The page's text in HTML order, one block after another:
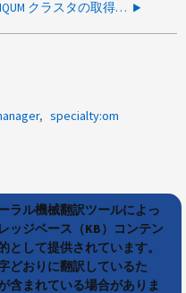
AIQUM クラスタの取得が「trustAnchors パラメータは空であってはなりません」で失敗する
specialty:om
ラル機械翻訳ツールによっ
ッジベース（KB）コンテン
として提供されています。
どおりに翻訳しているた
含まれている場合がありま